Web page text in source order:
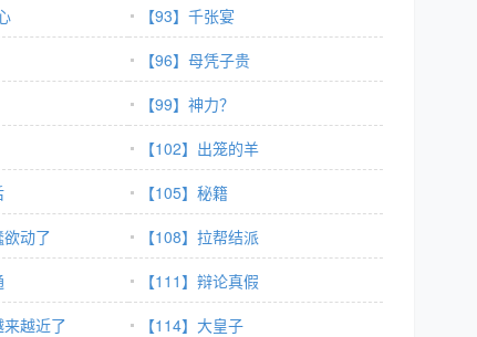
【93】千张宴
【96】母凭子贵
【99】神力？
【102】出笼的羊
【105】秘籍
欲动了
【108】拉帮结派
【111】辩论真假
来越近了
【114】大皇子